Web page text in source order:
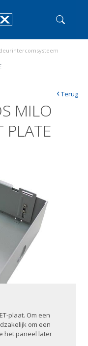
MILO
PLATE
‹Terug
plaat. Om een
om een
het paneel later